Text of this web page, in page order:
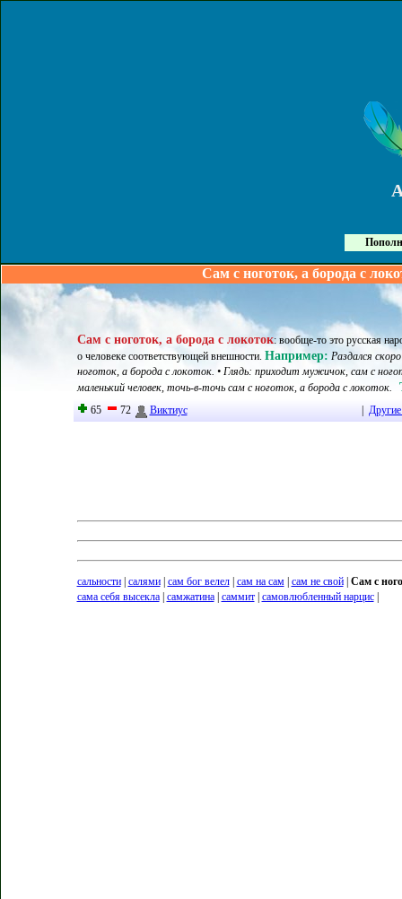
Сам с ноготок, а борода с
Сам с ноготок, а борода с локоток: вообще-то это русская
о человеке соответствующей внешности. Например: Раздался
ноготок, а борода с локоток. • Глядь: приходит мужичок, сам с
маленький человек, точь-в-точь сам с ноготок, а борода с локоток.
65 72 Виктиус
сальности| салями| сам бог велел| сам на сам| сам не свой| Сам с
сама себя высекла| самжатина| саммит| самовлюбленный нарцис|